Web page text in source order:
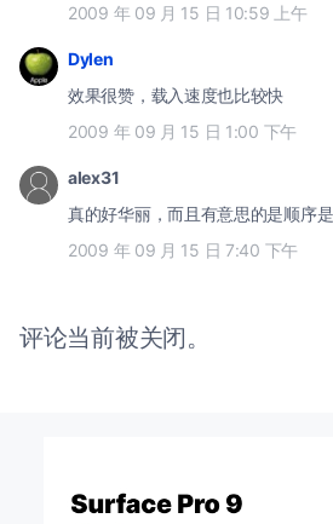
2009 年 09 月 15 日 10:59 上午
Dylen
效果很赞，载入速度也比较快
2009 年 09 月 15 日 1:00 下午
alex31
真的好华丽，而且有意思的是顺序
2009 年 09 月 15 日 7:40 下午
评论当前被关闭。